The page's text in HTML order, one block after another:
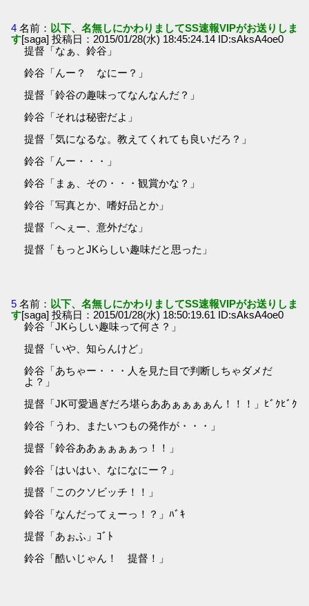
4 名前： 以下、名無しにかわりましてSS速報VIPがお送りしま
す[saga] 投稿日：2015/01/28(水) 18:45:24.14 ID:sAksA4oe0
提督「なぁ、鈴谷」
鈴谷「んー？ なにー？」
提督「鈴谷の趣味ってなんなんだ？」
鈴谷「それは秘密だよ」
提督「気になるな。教えてくれても良いだろ？」
鈴谷「んー・・・」
鈴谷「まぁ、その・・・観賞かな？」
鈴谷「写真とか、嗜好品とか」
提督「へぇー、意外だな」
提督「もっとJKらしい趣味だと思った」
5 名前： 以下、名無しにかわりましてSS速報VIPがお送りしま
す[saga] 投稿日：2015/01/28(水) 18:50:19.61 ID:sAksA4oe0
鈴谷「JKらしい趣味って何さ？」
提督「いや、知らんけど」
鈴谷「あちゃー・・・人を見た目で判断しちゃダメだ
よ？」
提督「JK可愛過ぎだろ堪らああぁぁぁぁん！！！」ﾋﾞｸﾋﾞｸ
鈴谷「うわ、またいつもの発作が・・・」
提督「鈴谷ああぁぁぁぁっ！！」
鈴谷「はいはい、なになにー？」
提督「このクソビッチ！！」
鈴谷「なんだってぇーっ！？」ﾊﾞｷ
提督「あぉふ」ｺﾞﾄ
鈴谷「酷いじゃん！ 提督！」